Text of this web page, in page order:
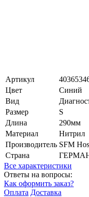
Артикул
Цвет
Синий
Вид
Размер
S
Длина
290мм
Материал
Нитрил
Производитель SFM
Страна
Все характеристики
Ответы на вопросы:
Как оформить заказ?
Оплата Доставка